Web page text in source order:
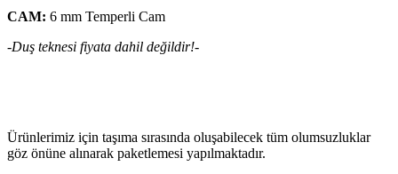
CAM: 6 mm Temperli Cam
-Duş teknesi fiyata dahil değildir!-
Ürünlerimiz için taşıma sırasında oluşabilecek tüm olumsuzluklar
göz önüne alınarak paketlemesi yapılmaktadır.